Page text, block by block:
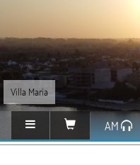
Villa María
AM